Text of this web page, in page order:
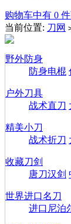
购物车中有 0
当前位置: 刀网
野外防身
防身电棍
户外刀具
战术直刀
精美小刀
战术折刀
收藏刀剑
唐刀汉剑
世界进口名刀
进口尼泊